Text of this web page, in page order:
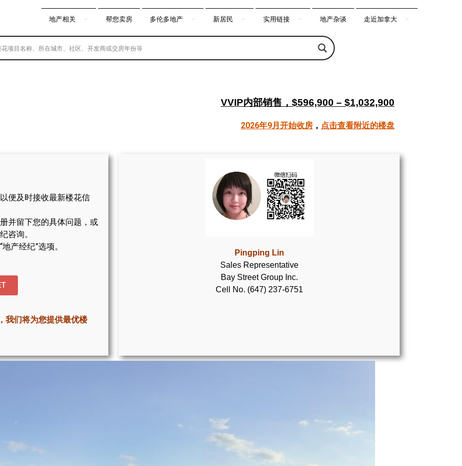
地产相关 帮您卖房 多伦多地产 新居民 实用链接 地产杂谈 走近加拿大
VVIP内部销售，$596,900 – $1,032,900
2026年9月开始收房 ， 点击查看附近的楼盘
便及时接收最新楼花信
并留下您的具体问题，或
咨询。
产经纪”选项。
我们将为您提供最优楼
Pingping Lin
Sales Representative
Bay Street Group Inc.
Cell No. (647) 237-6751